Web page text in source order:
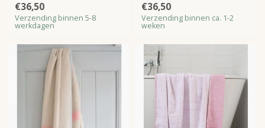
€36,50
Verzending binnen 5-8
werkdagen
€36,50
Verzending binnen ca. 1-2
weken